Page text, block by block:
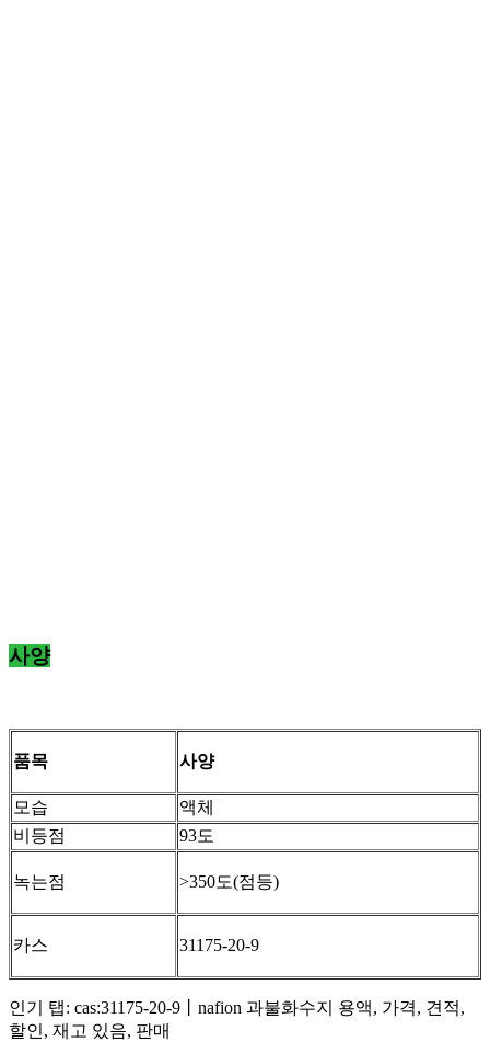
사양
품목 사양
모습
액체
비등점
93도
녹는점 >350도(점등)
카스 31175-20-9
인기 탭: cas:31175-20-9丨nafion 과불화수지 용액, 가격, 견적,
할인, 재고 있음, 판매